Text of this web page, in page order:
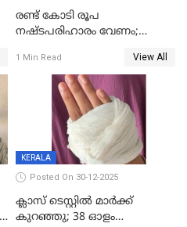
രണ്ട് കോടി രൂപ
നഷ്ടപരിഹാരം വേണം;
നോട്ടീസയച്ച് ഉമാ തോമസ്
1 Min Read View All
KERALA
Posted On 30-12-2025
ക്ലാസ് ടെസ്റ്റിൽ മാർക്ക്
കുറഞ്ഞു; 38 ഓളം